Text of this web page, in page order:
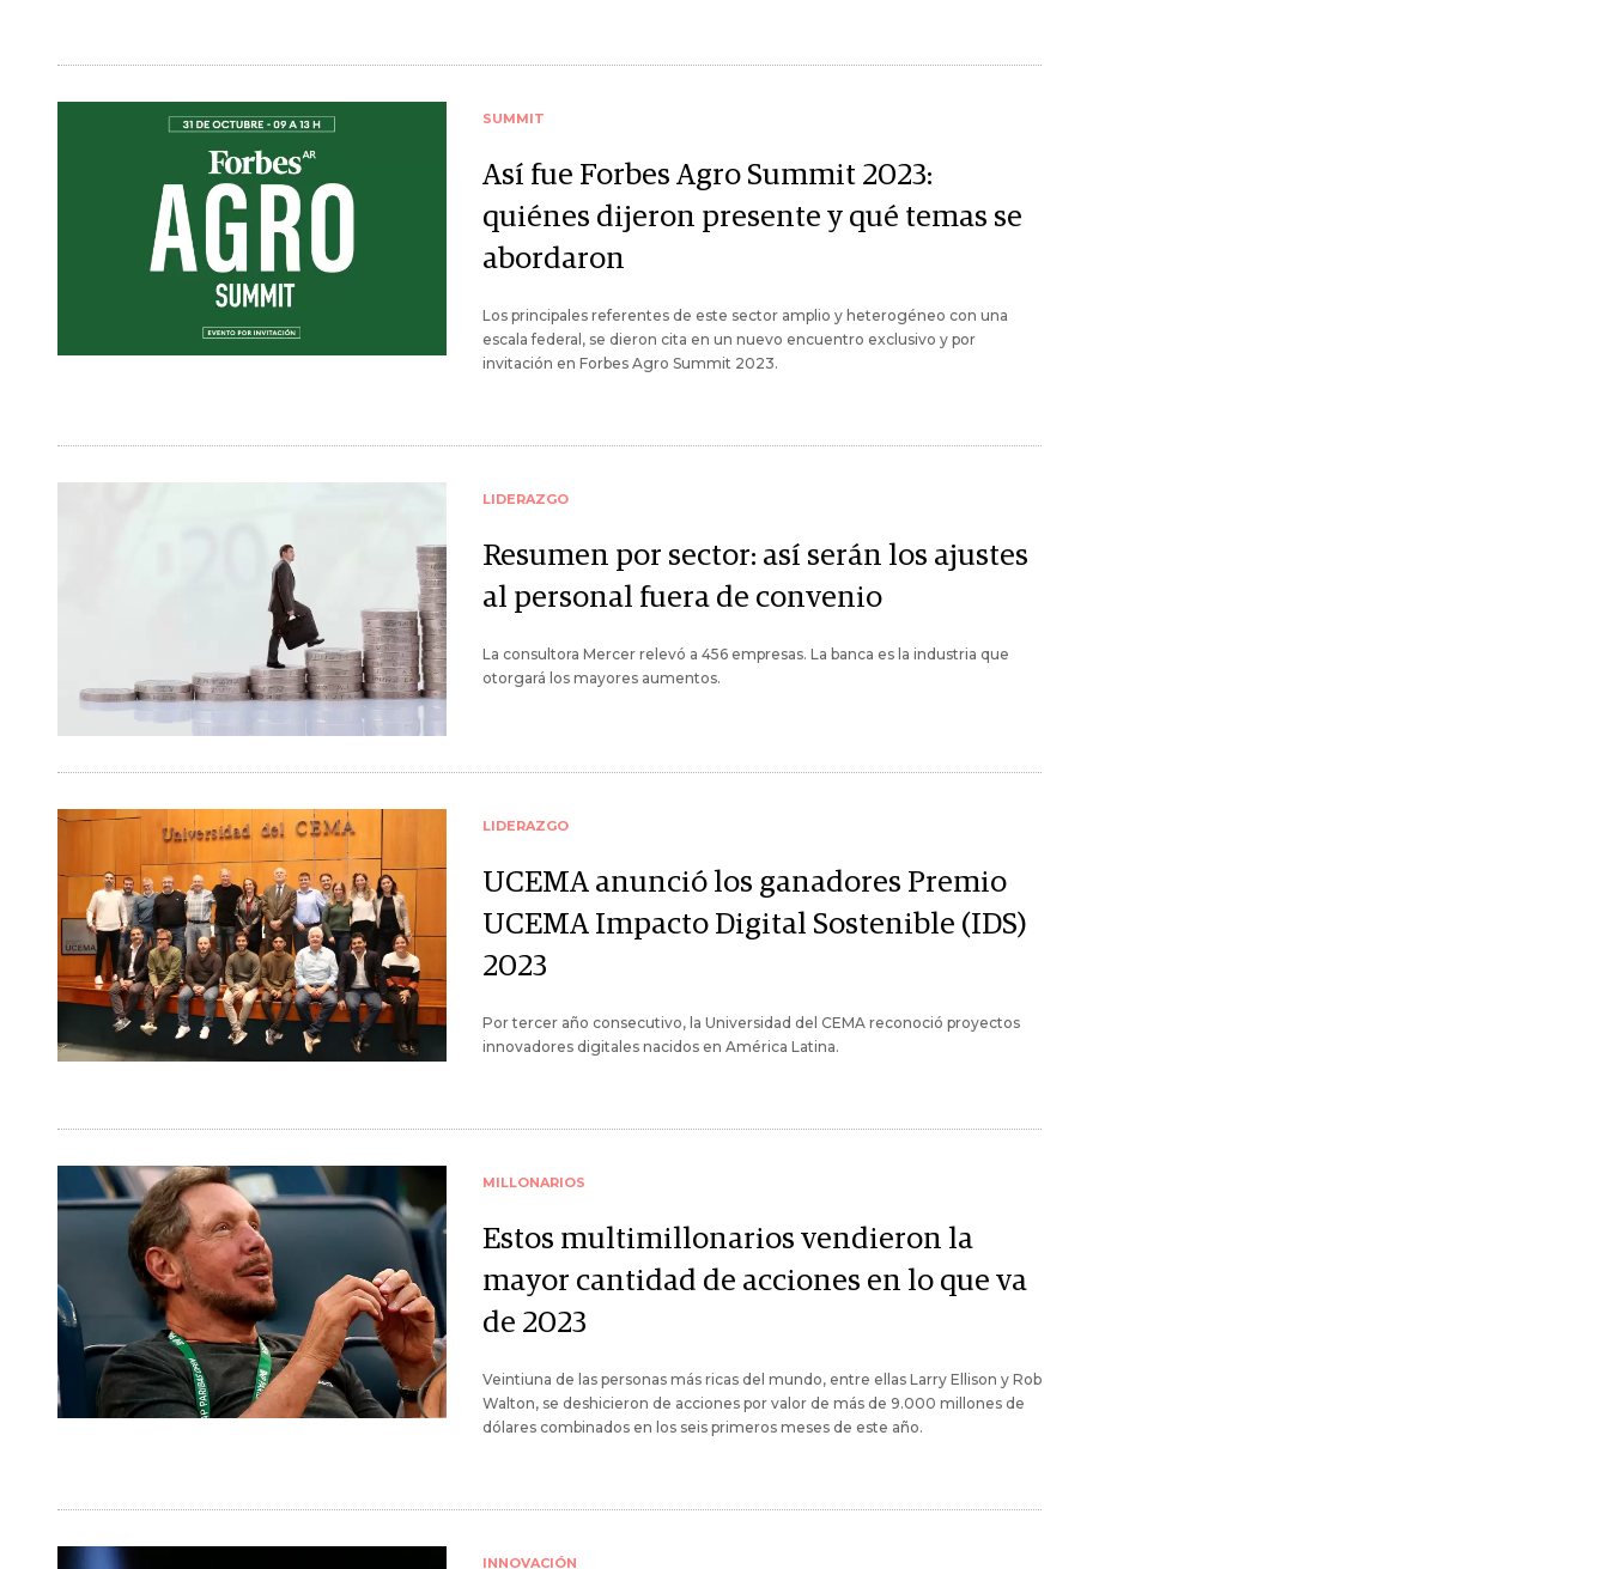
SUMMIT
Así fue Forbes Agro Summit 2023:
quiénes dijeron presente y qué temas se
abordaron
Los principales referentes de este sector amplio y heterogéneo con una
escala federal, se dieron cita en un nuevo encuentro exclusivo y por
invitación en Forbes Agro Summit 2023.
LIDERAZGO
Resumen por sector: así serán los ajustes
al personal fuera de convenio
La consultora Mercer relevó a 456 empresas. La banca es la industria que
otorgará los mayores aumentos.
LIDERAZGO
UCEMA anunció los ganadores Premio
UCEMA Impacto Digital Sostenible (IDS)
2023
Por tercer año consecutivo, la Universidad del CEMA reconoció proyectos
innovadores digitales nacidos en América Latina.
MILLONARIOS
Estos multimillonarios vendieron la
mayor cantidad de acciones en lo que va
de 2023
Veintiuna de las personas más ricas del mundo, entre ellas Larry Ellison y Rob
Walton, se deshicieron de acciones por valor de más de 9.000 millones de
dólares combinados en los seis primeros meses de este año.
INNOVACIÓN